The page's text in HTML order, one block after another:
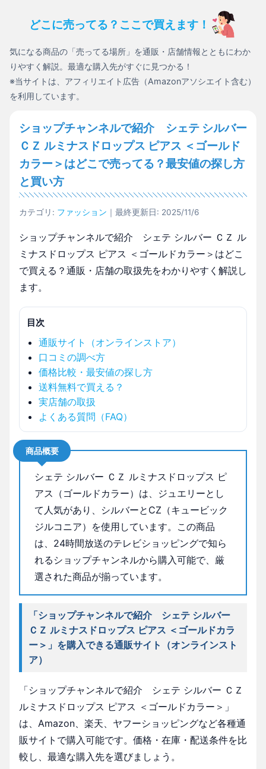
どこに売ってる？ここで買えます！
気になる商品の「売ってる場所」を通販・店舗情報とともにわか
りやすく解説。最適な購入先がすぐに見つかる！
※当サイトは、アフィリエイト広告（Amazonアソシエイト含む）
を利用しています。
ショップチャンネルで紹介 シェテ シルバー
ＣＺ ルミナスドロップス ピアス ＜ゴールド
カラー＞はどこで売ってる？最安値の探し方
と買い方
カテゴリ: ファッション ｜最終更新日: 2025/11/6
ショップチャンネルで紹介 シェテ シルバー ＣＺ ル
ミナスドロップス ピアス ＜ゴールドカラー＞はどこ
で買える？通販・店舗の取扱先をわかりやすく解説し
ます。
目次
通販サイト（オンラインストア）
口コミの調べ方
価格比較・最安値の探し方
送料無料で買える？
実店舗の取扱
よくある質問（FAQ）
商品概要
シェテ シルバー ＣＺ ルミナスドロップス ピ
アス（ゴールドカラー）は、ジュエリーとし
て人気があり、シルバーとCZ（キュービック
ジルコニア）を使用しています。この商品
は、24時間放送のテレビショッピングで知ら
れるショップチャンネルから購入可能で、厳
選された商品が揃っています。
「ショップチャンネルで紹介 シェテ シルバー
ＣＺ ルミナスドロップス ピアス ＜ゴールドカラ
ー＞」を購入できる通販サイト（オンラインスト
ア）
「ショップチャンネルで紹介 シェテ シルバー ＣＺ
ルミナスドロップス ピアス ＜ゴールドカラー＞」
は、Amazon、楽天、ヤフーショッピングなど各種通
販サイトで購入可能です。価格・在庫・配送条件を比
較し、最適な購入先を選びましょう。